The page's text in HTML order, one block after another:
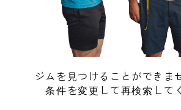
ジムを見つけることができま
条件を変更して再検索して